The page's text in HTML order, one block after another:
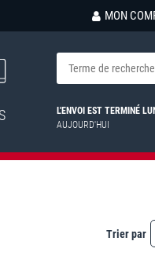
MON
L'ENVOI EST TERMINÉ
AUJOURD'HUI